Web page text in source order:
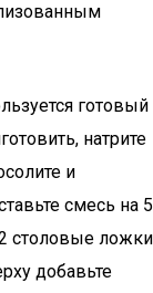
готовый
натрите
и
смесь на 5
столовые ложки
добавьте